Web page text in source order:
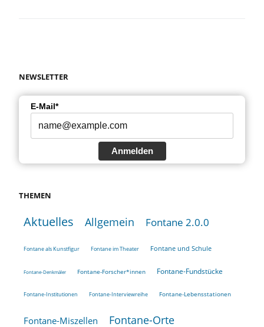
NEWSLETTER
E-Mail*
Anmelden
THEMEN
Aktuelles Allgemein Fontane 2.0.0
Fontane als Kunstfigur Fontane im Theater Fontane und Schule
Fontane-Denkmäler Fontane-Forscher*innen Fontane-Fundstücke
Fontane-Institutionen Fontane-Interviewreihe Fontane-Lebensstationen
Fontane-Miszellen Fontane-Orte